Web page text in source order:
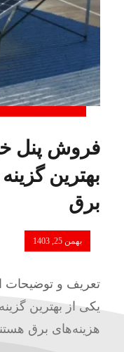
فروش پنل
بهترین
برق
بهمن 25, 1403
تعریف و توضیحات
یکی از بهترین
هزینه‌های برق